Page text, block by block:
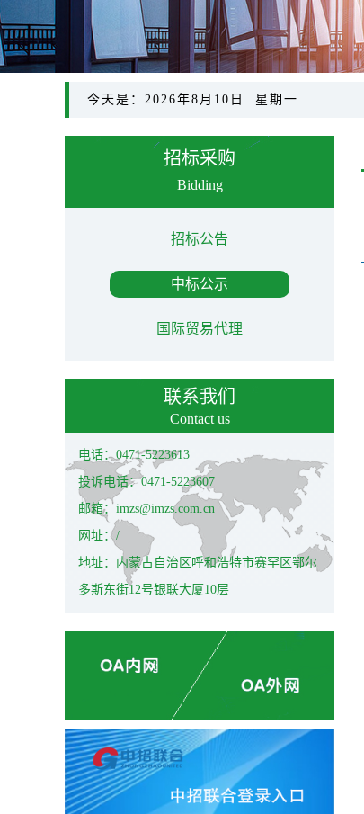
今天是：2026年8月10日 星期一
招标采购
Bidding
招标公告
中标公示
国际贸易代理
联系我们
Contact us
电话：0471-5223613
投诉电话：0471-5223607
邮箱：imzs@imzs.com.cn
网址：/
地址：内蒙古自治区呼和浩特市赛罕区鄂尔
多斯东街12号银联大厦10层